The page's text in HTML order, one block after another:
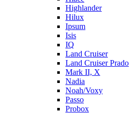
Highlander
Hilux
Ipsum
Isis
IQ
Land Cruiser
Land Cruiser Prado
Mark II, X
Nadia
Noah/Voxy
Passo
Probox